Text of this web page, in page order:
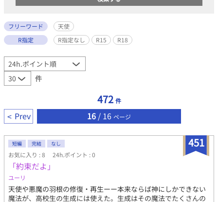
フリーワード
天使
R指定
R指定なし R15 R18
件
472 件
Prev 16 / 16 ページ
451
短編 完結 なし
お気に入り : 8 24h.ポイント : 0
「約束だよ」
ユーリ
天使や悪魔の羽根の修復・再生ーー本来ならば神にしかできない
魔法が、高校生の生成には使えた。生成はその魔法でたくさんの